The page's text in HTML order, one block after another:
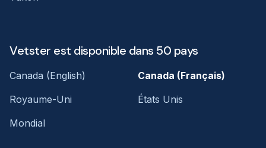
Vetster est disponible dans 50 pays
Canada (English)
Canada (Français)
Royaume-Uni
États Unis
Mondial